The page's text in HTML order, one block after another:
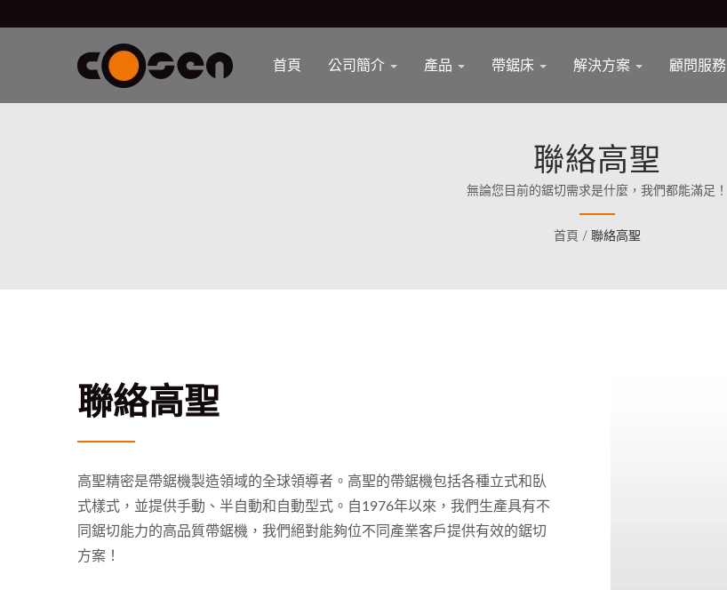
首頁 公司簡介 產品 帶鋸床 解決方案 顧問服務
聯絡高聖
無論您目前的鋸切需求是什麼，我們都能滿足！
首頁 / 聯絡高聖
聯絡高聖
高聖精密是帶鋸機製造領域的全球領導者。高聖的帶鋸機包括各種立式和臥
式樣式，並提供手動、半自動和自動型式。自1976年以來，我們生產具有不
同鋸切能力的高品質帶鋸機，我們絕對能夠位不同產業客戶提供有效的鋸切
方案！